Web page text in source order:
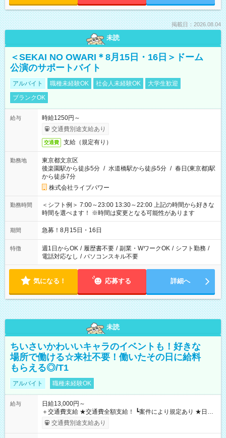
掲載日：2026.08.04
未読
＜SEKAI NO OWARI＊8月15日・16日＞ドーム
公演のサポートバイト
アルバイト 職種未経験OK 社会人未経験OK
大学生歓迎
ブランクOK
給与
時給1250円～
交通費別途支給あり
交通費 支給（規定有り）
勤務地
東京都文京区
後楽園駅から徒歩5分 / 水道橋駅から徒歩5分 / 春日(東京都)駅
から徒歩7分
株式会社ライブパワー
勤務時間
＜シフト例＞ 7:00～23:00 13:30～22:00 上記の時間から好きな
時間を選べます！ ※時間は変更となる可能性があります
期間 急募！8月15日・16日
特徴 週1日からOK / 履歴書不要 / 副業・WワークOK / シフト勤務 /
電話対応なし / パソコンスキル不要
気になる！ 応募する 詳細へ
未読
ちいさいかわいいキャラのイベントも！好きな
場所で働ける☆来社不要！働いたその日に給料
もらえる◎/T1
アルバイト 職種未経験OK
給与
日給13,000円～
＋交通費支給 ★交通費全額支給！ ┗案件により規定あり ★日払
いOK！（規定あり） ┗働いたその日に現金GET♪ お仕事後はコ
ンビニATMから 日払い分を引き落とせます！ 【試用期間】試
交通費別途支給あり